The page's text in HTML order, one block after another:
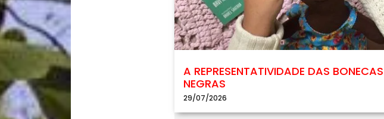
A REPRESENTATIVIDADE DAS BONECAS
NEGRAS
29/07/2026